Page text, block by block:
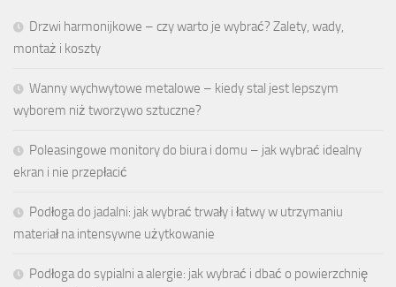
Drzwi harmonijkowe – czy warto je wybrać? Zalety, wady,
montaż i koszty
Wanny wychwytowe metalowe – kiedy stal jest lepszym
wyborem niż tworzywo sztuczne?
Poleasingowe monitory do biura i domu – jak wybrać idealny
ekran i nie przepłacić
Podłoga do jadalni: jak wybrać trwały i łatwy w utrzymaniu
materiał na intensywne użytkowanie
Podłoga do sypialni a alergie: jak wybrać i dbać o powierzchnię